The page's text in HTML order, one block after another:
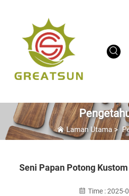
Laman Utama>
Seni Papan Potong
Time : 2025-